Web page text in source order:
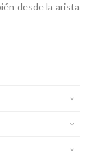
desde la arista